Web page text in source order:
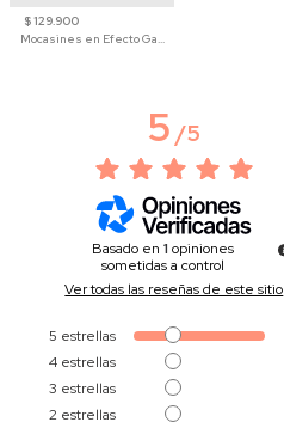
$ 129.900
Mocasines en Efecto Gamuzado Para Mujer
5/5
Basado en1 opiniones
sometidas a control
Ver todas las reseñas de este sitio
5 estrellas
4 estrellas
3 estrellas
2 estrellas